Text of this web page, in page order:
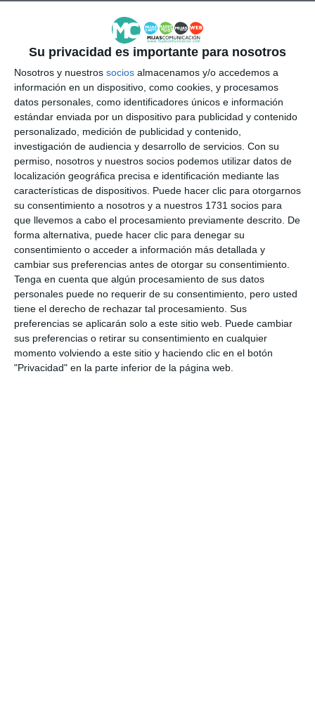
Su privacidad es importante para nosotros
Nosotros y nuestros socios almacenamos y/o accedemos a
información en un dispositivo, como cookies, y procesamos
datos personales, como identificadores únicos e información
estándar enviada por un dispositivo para publicidad y contenido
personalizado, medición de publicidad y contenido,
investigación de audiencia y desarrollo de servicios. Con su
permiso, nosotros y nuestros socios podemos utilizar datos de
localización geográfica precisa e identificación mediante las
características de dispositivos. Puede hacer clic para otorgarnos
su consentimiento a nosotros y a nuestros 1731 socios para
que llevemos a cabo el procesamiento previamente descrito. De
forma alternativa, puede hacer clic para denegar su
consentimiento o acceder a información más detallada y
cambiar sus preferencias antes de otorgar su consentimiento.
Tenga en cuenta que algún procesamiento de sus datos
personales puede no requerir de su consentimiento, pero usted
tiene el derecho de rechazar tal procesamiento. Sus
preferencias se aplicarán solo a este sitio web. Puede cambiar
sus preferencias o retirar su consentimiento en cualquier
momento volviendo a este sitio y haciendo clic en el botón
"Privacidad" en la parte inferior de la página web.